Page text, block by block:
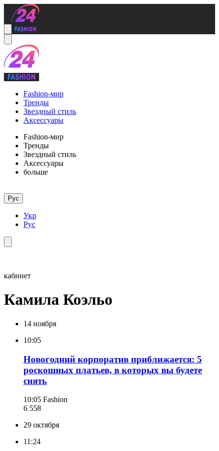
Fashion-мир
Тренды
Звездный стиль
Аксессуары
Fashion-мир
Тренды
Звездный стиль
Аксессуары
больше
Рус
Укр
Рус
кабинет
Камила Коэльо
14 ноября
10:05
Новогодний корпоратив приближается: 5
роскошных платьев, в которых вы будете
сиять
10:05 Fashion
6 558
29 октября
11:24